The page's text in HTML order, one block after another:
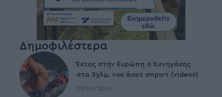
Δημοφιλέστερα
Έκτος στην Ευρώπη ο Κυνηγάκης
στα 3χλμ. νοκ άουτ σπριντ (videos)
07/08/2026